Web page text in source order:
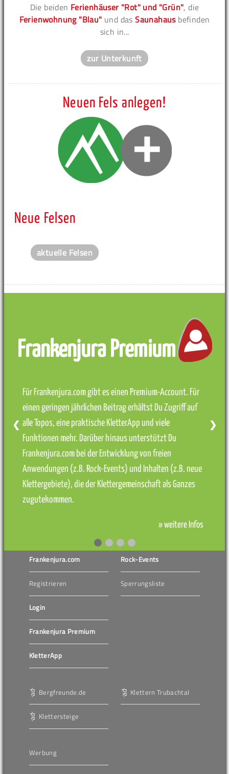
Die beiden Ferienhäuser "Rot" und "Grün", die
Ferienwohnung "Blau" und dasSaunahausbefinden
sich in...
zur Unterkunft
Neuen Fels anlegen!
Neue Felsen
aktuelle Felsen
Frankenjura Premium
Für Frankenjura.com gibt es einen Premium-Account. Für
einen geringen jährlichen Beitrag erhältst Du Zugriff auf
alle Topos, eine praktische KletterApp und viele
Funktionen mehr. Darüber hinaus unterstützt Du
Frankenjura.com bei der Entwicklung von freien
Anwendungen (z.B. Rock-Events) und Inhalten (z.B. neue
Klettergebiete), die der Klettergemeinschaft als Ganzes
zugutekommen.
» weitere Infos
❮ ❯
Frankenjura.com
Registrieren
Login
Frankenjura Premium
KletterApp
Rock-Events
Sperrungsliste
Bergfreunde.de
Klettersteige
Klettern Trubachtal
Werbung